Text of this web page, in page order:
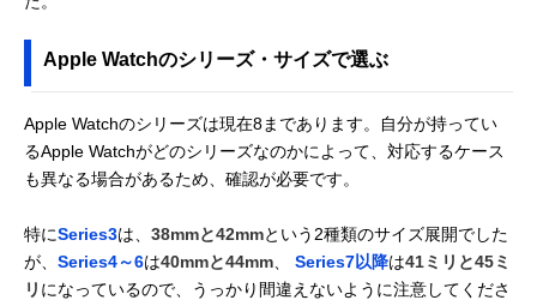
Apple Watchのシリーズ・サイズで選ぶ
Apple Watchのシリーズは現在8まであります。自分が持ってい
るApple Watchがどのシリーズなのかによって、対応するケース
も異なる場合があるため、確認が必要です。
特にSeries3は、 38mmと42mmという2種類のサイズ展開でした
が、 Series4～6は40mmと44mm Series7以降は41ミリと45ミ
リ になっているので、うっかり間違えないように注意してくださ